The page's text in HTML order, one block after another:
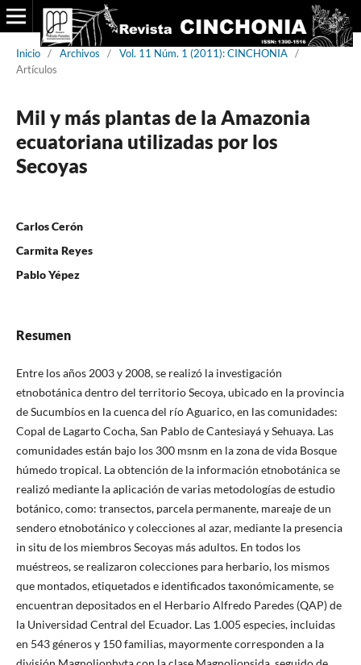
Inicio / Archivos / Vol. 11 Núm. 1 (2011): CINCHONIA /
Artículos
Mil y más plantas de la Amazonia
ecuatoriana utilizadas por los
Secoyas
Carlos Cerón
Carmita Reyes
Pablo Yépez
Resumen
Entre los años 2003 y 2008, se realizó la investigación
etnobotánica dentro del territorio Secoya, ubicado en la provincia
de Sucumbíos en la cuenca del río Aguarico, en las comunidades:
Copal de Lagarto Cocha, San Pablo de Cantesiayá y Sehuaya. Las
comunidades están bajo los 300 msnm en la zona de vida Bosque
húmedo tropical. La obtención de la información etnobotánica se
realizó mediante la aplicación de varias metodologías de estudio
botánico, como: transectos, parcela permanente, mareaje de un
sendero etnobotánico y colecciones al azar, mediante la presencia
in situ de los miembros Secoyas más adultos. En todos los
muéstreos, se realizaron colecciones para herbario, los mismos
que montados, etiquetados e identificados taxonómicamente, se
encuentran depositados en el Herbario Alfredo Paredes (QAP) de
la Universidad Central del Ecuador. Las 1.005 especies, incluidas
en 543 géneros y 150 familias, mayormente corresponden a la